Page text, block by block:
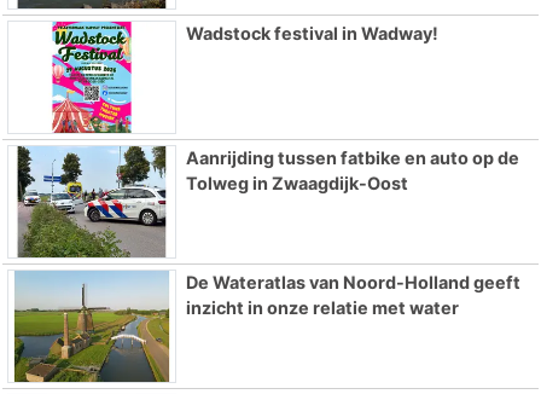
Wadstock festival in Wadway!
Aanrijding tussen fatbike en auto op de
Tolweg in Zwaagdijk-Oost
De Wateratlas van Noord-Holland geeft
inzicht in onze relatie met water